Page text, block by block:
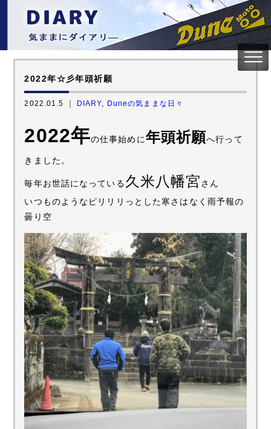
2022年☆彡年頭祈願
2022.01.5 ｜ DIARY Duneの気ままな日々
2022年の仕事始めに年頭祈願へ行って
きました。
毎年お世話になっている久米八幡宮さん
いつものようなピリリリっとした寒さはなく雨予報の
曇り空